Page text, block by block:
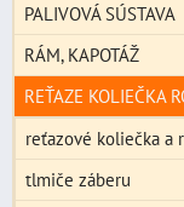
PALIVOVÁ SÚSTAVA
RÁM, KAPOTÁŽ
REŤAZE KOLIEČKA
reťazové koliečka a
tlmiče záberu